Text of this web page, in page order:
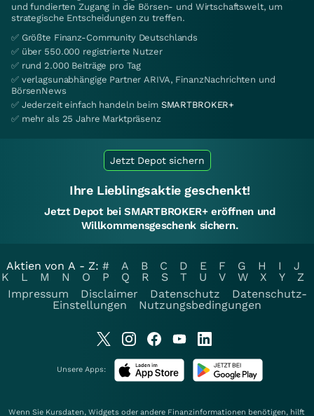
und fundierten Zugang in die Börsen- und Wirtschaftswelt, um
strategische Entscheidungen zu treffen.
✅ Größte Finanz-Community Deutschlands
✅ über 550.000 registrierte Nutzer
✅ rund 2.000 Beiträge pro Tag
✅ verlagsunabhängige Partner ARIVA, FinanzNachrichten und
BörsenNews
✅ Jederzeit einfach handeln beim SMARTBROKER+
✅ mehr als 25 Jahre Marktpräsenz
Jetzt Depot sichern
Ihre Lieblingsaktie geschenkt!
Jetzt Depot bei SMARTBROKER+ eröffnen und
Willkommensgeschenk sichern.
Aktien von A - Z: # A B C D E F G H I
J
K
L M N O P Q R S T U V W X Y
Z
Impressum
Disclaimer Datenschutz
Datenschutz-
Einstellungen
Nutzungsbedingungen
Unsere Apps:
Wenn Sie Kursdaten, Widgets oder andere Finanzinformationen benötigen, hilft